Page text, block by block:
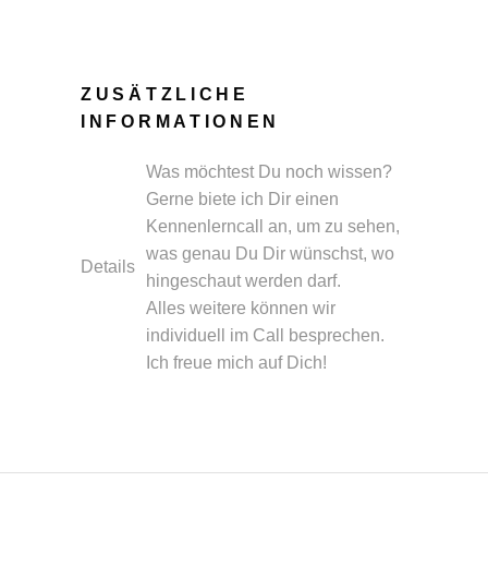
ZUSÄTZLICHE
INFORMATIONEN
Details
Was möchtest Du noch wissen?
Gerne biete ich Dir einen
Kennenlerncall an, um zu sehen,
was genau Du Dir wünschst, wo
hingeschaut werden darf.
Alles weitere können wir
individuell im Call besprechen.
Ich freue mich auf Dich!